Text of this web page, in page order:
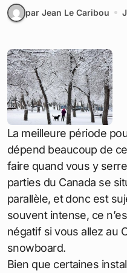
par Jean Le Caribou
La meilleure période
dépend beaucoup de
faire quand vous y
parties du Canada se
parallèle, et donc est
souvent intense, ce
négatif si vous allez au
snowboard.
Bien que certaines